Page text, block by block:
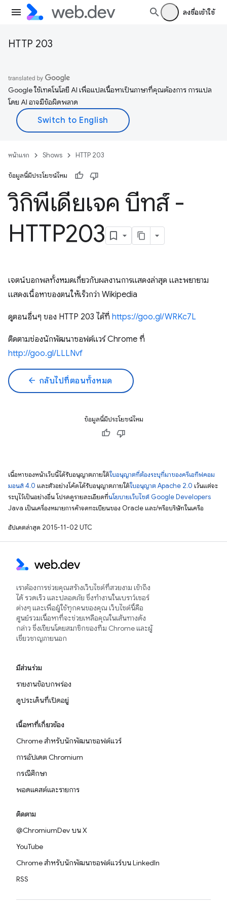
ลงชื่อเข้าใช้
HTTP 203
Google ใช้เทคโนโลยี AI เพื่อแปลเนื้อหาเป็นภาษาที่คุณต้องการ การแปล
โดย AI อาจมีข้อผิดพลาด
หน้าแรก Shows HTTP 203
ข้อมูลนี้มีประโยชน์ไหม
วิกิพีเดียเจค บีทส์ -
HTTP203
เจตน์บอกพลทั้งหมดเกี่ยวกับผลงานการแสดงล่าสุด และพยายาม
แสดงเนื้อหาของตนให้เร็วกว่า Wikipedia
ดูตอนอื่นๆ ของ HTTP 203 ได้ที่ https://goo.gl/WRKc7L
ติดตามช่องนักพัฒนาซอฟต์แวร์ Chrome ที่
http://goo.gl/LLLNvf
arrow_back กลับไปที่ตอนทั้งหมด
ข้อมูลนี้มีประโยชน์ไหม
เนื้อหาของหน้าเว็บนี้ได้รับอนุญาตภายใต้ใบอนุญาตที่ต้องระบุที่มาของครีเอทีฟคอม
มอนส์ 4.0 และตัวอย่างโค้ดได้รับอนุญาตภายใต้ใบอนุญาต Apache 2.0 เว้นแต่จะ
ระบุไว้เป็นอย่างอื่น โปรดดูรายละเอียดที่นโยบายเว็บไซต์ Google Developers
Java เป็นเครื่องหมายการค้าจดทะเบียนของ Oracle และ/หรือบริษัทในเครือ
อัปเดตล่าสุด 2015-11-02 UTC
เราต้องการช่วยคุณสร้างเว็บไซต์ที่สวยงาม เข้าถึง
ได้ รวดเร็ว และปลอดภัย ซึ่งทำงานในเบราว์เซอร์
ต่างๆ และเพื่อผู้ใช้ทุกคนของคุณ เว็บไซต์นี้คือ
ศูนย์รวมเนื้อหาที่จะช่วยเหลือคุณในเส้นทางดัง
กล่าว ซึ่งเขียนโดยสมาชิกของทีม Chrome และผู้
เชี่ยวชาญภายนอก
มีส่วนร่วม
รายงานข้อบกพร่อง
ดูประเด็นที่เปิดอยู่
เนื้อหาที่เกี่ยวข้อง
Chrome สำหรับนักพัฒนาซอฟต์แวร์
การอัปเดต Chromium
กรณีศึกษา
พอดแคสต์และรายการ
ติดตาม
@ChromiumDev บน X
YouTube
Chrome สำหรับนักพัฒนาซอฟต์แวร์บน LinkedIn
RSS